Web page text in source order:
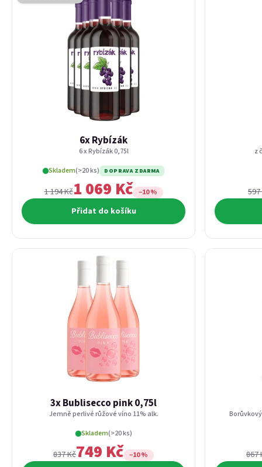
6x Rybízák
6 x Rybízák 0,75l
Skladem(>20 ks) DOPRAVA ZDARMA
1 194 Kč1 069 Kč −10 %
Přidat do košíku
z
3x Bublisecco pink 0,75l
Jemně perlivé růžové víno 11% alk.
Skladem(>20 ks)
837 Kč749 Kč −10 % 867